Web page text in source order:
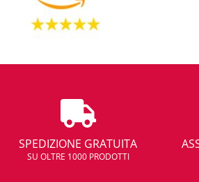
SPEDIZIONE GRATUITA
SU OLTRE 1000 PRODOTTI